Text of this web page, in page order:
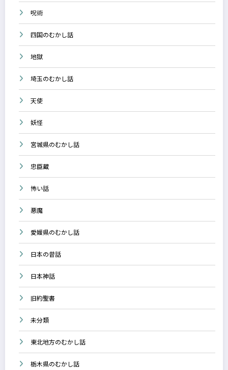
呪術
四国のむかし話
地獄
埼玉のむかし話
天使
妖怪
宮城県のむかし話
忠臣蔵
怖い話
悪魔
愛媛県のむかし話
日本の昔話
日本神話
旧約聖書
未分類
東北地方のむかし話
栃木県のむかし話